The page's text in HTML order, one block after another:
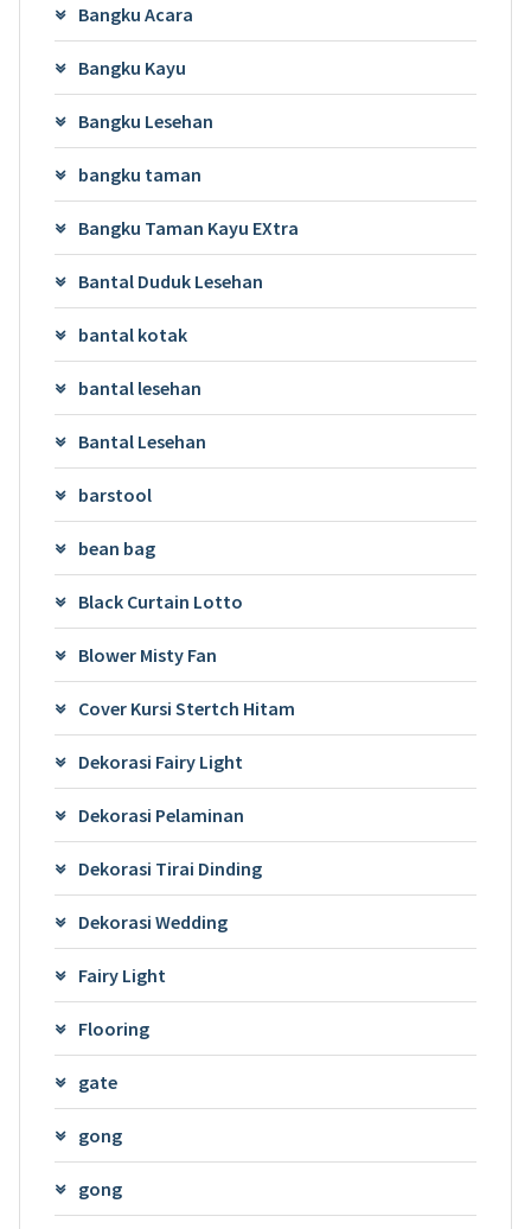
Bangku Acara
Bangku Kayu
Bangku Lesehan
bangku taman
Bangku Taman Kayu EXtra
Bantal Duduk Lesehan
bantal kotak
bantal lesehan
Bantal Lesehan
barstool
bean bag
Black Curtain Lotto
Blower Misty Fan
Cover Kursi Stertch Hitam
Dekorasi Fairy Light
Dekorasi Pelaminan
Dekorasi Tirai Dinding
Dekorasi Wedding
Fairy Light
Flooring
gate
gong
gong